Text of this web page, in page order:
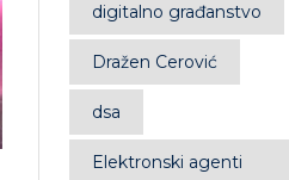
digitalno građanstvo
Dražen Cerović
dsa
Elektronski agenti